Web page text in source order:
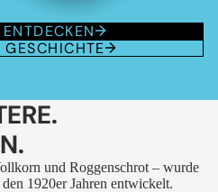
und Roggenschrot – wurde
1920er Jahren entwickelt.